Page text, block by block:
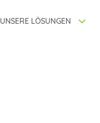
UNSERE LÖSUNGEN